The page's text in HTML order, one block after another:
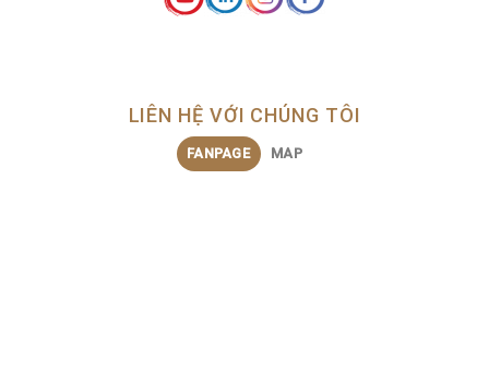
LIÊN HỆ VỚI CHÚNG TÔI
FANPAGE MAP